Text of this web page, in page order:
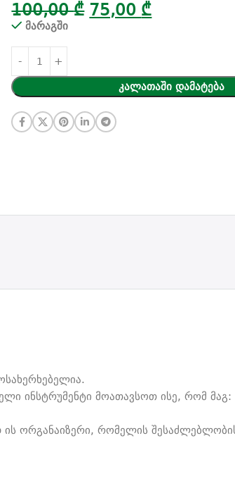
100,00₾ 75,00 ₾
მარაგში
Კალათაში Დამატება
ინსტრუმენტი მოათავსოთ ისე, რომ მაგ:
ის ორგანაიზერი, რომელის